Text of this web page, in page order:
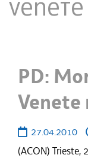
PD:
Venete
27.04.2010
(ACON) Trieste,